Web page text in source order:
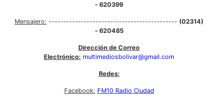
- 620399
Mensajero: -------------------------------------------- (02314)
- 620485
Dirección de Correo
Electrónico: multimediosbolivar@gmail.com
Redes:
Facebook: FM10 Radio Ciudad